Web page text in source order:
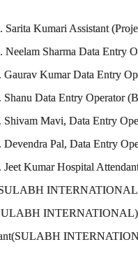
Sarita Kumari Assistant
Neelam Sharma Data Entry
Gaurav Kumar Data Entry
Shanu Data Entry Operator
Shivam Mavi, Data Entry
Devendra Pal, Data Entry
Jeet Kumar Hospital
INTERNATIONAL)